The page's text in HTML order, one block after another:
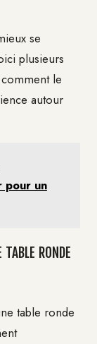
se
plusieurs
le
autour
pour un
RONDE
table ronde